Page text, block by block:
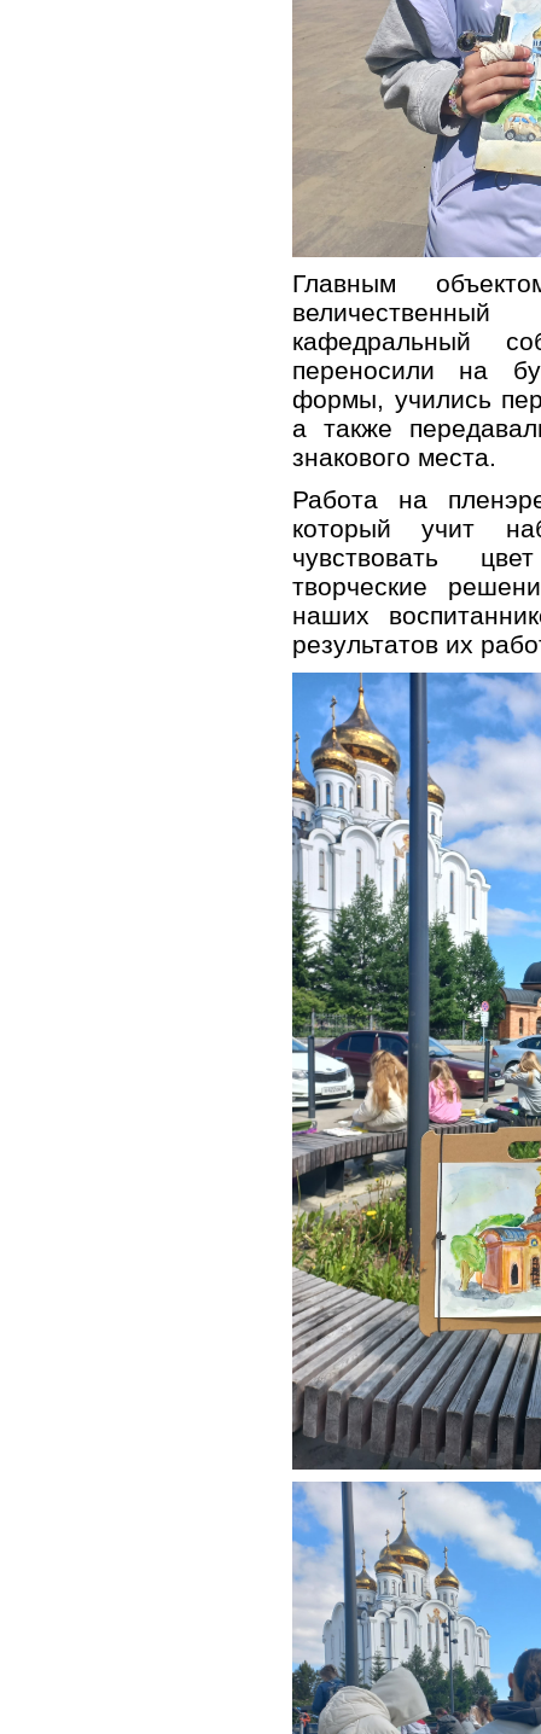
Главным
кафедральный
переносили на
формы, учились
а также
знакового места.
Работа на
который учит
чувствовать
творческие
наших
результатов их